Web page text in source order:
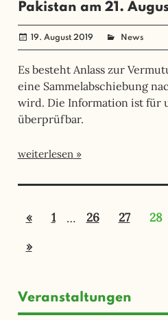
Pakistan am 21.
19. August 2019 News
Es besteht Anlass zur
eine Sammelabschiebung
wird. Die Information ist für
überprüfbar.
weiterlesen
Seitennummerierung
Beiträge
«Vorherige
1 … 26 27 28
Nächste
»
Veranstaltungen